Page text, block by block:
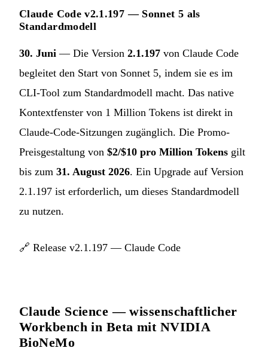
Claude Code v2.1.197 — Sonnet 5 als
Standardmodell
30. Juni — Die Version 2.1.197 von Claude Code
begleitet den Start von Sonnet 5, indem sie es im
CLI-Tool zum Standardmodell macht. Das native
Kontextfenster von 1 Million Tokens ist direkt in
Claude-Code-Sitzungen zugänglich. Die Promo-
Preisgestaltung von $2/$10 pro Million Tokens gilt
bis zum 31. August 2026. Ein Upgrade auf Version
2.1.197 ist erforderlich, um dieses Standardmodell
zu nutzen.
🔗 Release v2.1.197 — Claude Code
Claude Science — wissenschaftlicher
Workbench in Beta mit NVIDIA
BioNeMo